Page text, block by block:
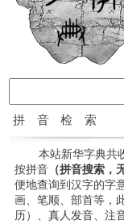
拼音检索
本站新华字典共
按拼音（拼音搜索，
便地查询到汉字的字
画、笔顺、部首等，
历）、真人发音、注